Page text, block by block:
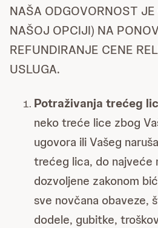
NAŠA ODGOVORNOST
NAŠOJ OPCIJI) NA
REFUNDIRANJE CENE
USLUGA.
Potraživanja trećeg
neko treće lice zbog
ugovora ili Vašeg
trećeg lica, do najveće
dozvoljene zakonom
sve novčana obaveze,
dodele, gubitke,